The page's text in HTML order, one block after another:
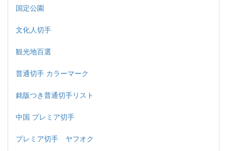
国定公園
文化人切手
観光地百選
普通切手 カラーマーク
銘版つき普通切手リスト
中国 プレミア切手
プレミア切手 ヤフオク